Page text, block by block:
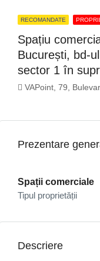
RECOMANDATE
Spațiu
București, bd-
sector 1 în
VAPoint, 79, Bulevardul Ion
Prezentare
Spații comerciale
Tipul proprietății
Descriere